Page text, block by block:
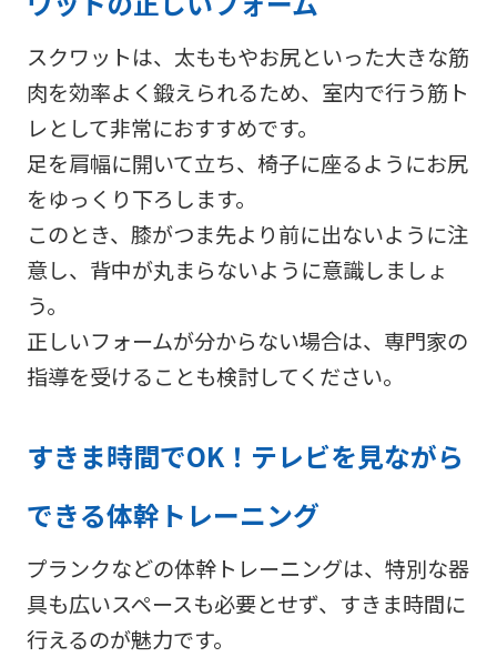
スクワットは、太ももやお尻といった大きな筋
肉を効率よく鍛えられるため、室内で行う筋ト
レとして非常におすすめです。
足を肩幅に開いて立ち、椅子に座るようにお尻
をゆっくり下ろします。
このとき、膝がつま先より前に出ないように注
意し、背中が丸まらないように意識しましょ
う。
正しいフォームが分からない場合は、専門家の
指導を受けることも検討してください。
すきま時間でOK！テレビを見ながら
できる体幹トレーニング
プランクなどの体幹トレーニングは、特別な器
具も広いスペースも必要とせず、すきま時間に
行えるのが魅力です。